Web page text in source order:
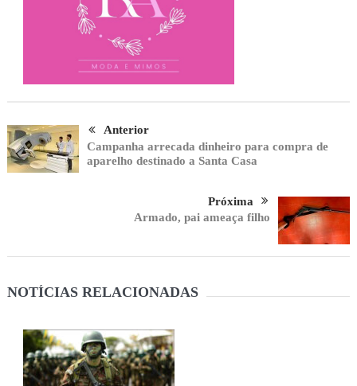
Anterior
Campanha arrecada dinheiro para compra de
aparelho destinado a Santa Casa
Próxima
Armado, pai ameaça filho
NOTÍCIAS RELACIONADAS